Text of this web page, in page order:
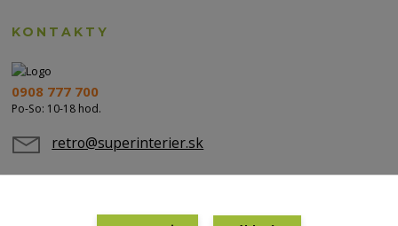
KONTAKTY
0908 777 700
Po-So: 10-18 hod.
retro@superinterier.sk